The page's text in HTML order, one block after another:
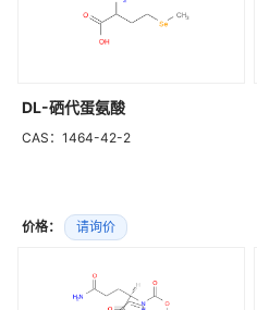
DL-硒代蛋氨酸
CAS：1464-42-2
价格： 请询价